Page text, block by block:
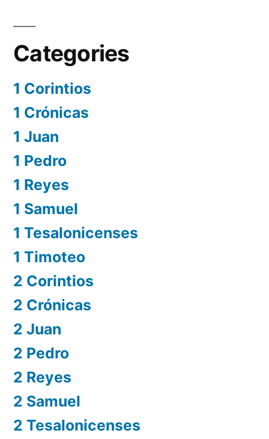
Categories
1 Corintios
1 Crónicas
1 Juan
1 Pedro
1 Reyes
1 Samuel
1 Tesalonicenses
1 Timoteo
2 Corintios
2 Crónicas
2 Juan
2 Pedro
2 Reyes
2 Samuel
2 Tesalonicenses